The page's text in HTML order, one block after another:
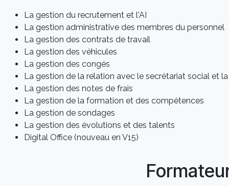
La gestion du recrutement et l'AI
La gestion administrative des membres du personnel
La gestion des contrats de travail
La gestion des véhicules
La gestion des congés
La gestion de la relation avec le secrétariat social et
La gestion des notes de frais
La gestion de la formation et des compétences
La gestion de sondages
La gestion des évolutions et des talents
Digital Office (nouveau en V15)